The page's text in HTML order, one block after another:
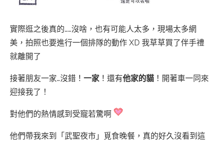
實際逛之後真的……沒啥，也有可能人太多，現場太多網
美，拍照也要進行一個排隊的動作 XD 我草草買了伴手禮
就離開了
接著朋友一家…沒錯！ 一家 ！還有他家的貓 ！開著車一同來
迎接我了！
對他們的熱情感到受寵若驚啊
他們帶我來到「武聖夜市」覓食晚餐，真的好久沒看到這